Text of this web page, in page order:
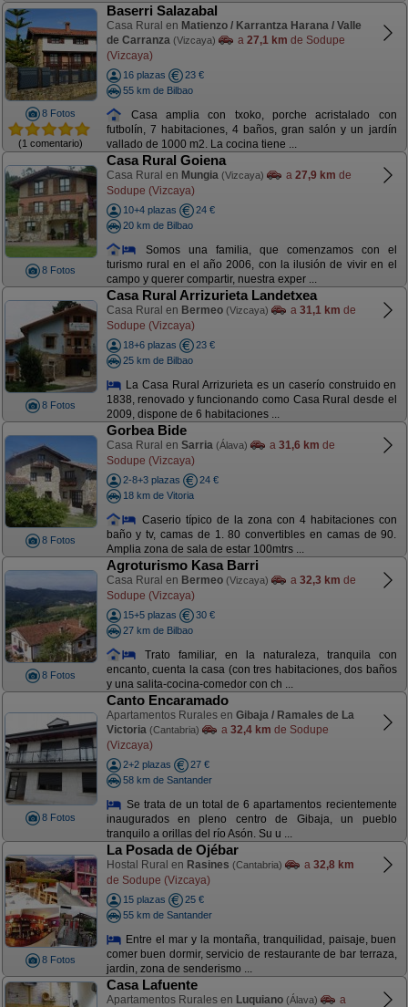
8 Fotos
(1 comentario)
Baserri Salazabal
Casa Rural en Matienzo / Karrantza Harana / Valle
de Carranza (Vizcaya) a 27,1 km de Sodupe
(Vizcaya)
16 plazas
23 €
55 km de Bilbao
Casa amplia con txoko, porche acristalado con
futbolín, 7 habitaciones, 4 baños, gran salón y un jardín
vallado de 1000 m2. La cocina tiene ...
8 Fotos
Casa Rural Goiena
Casa Rural en Mungia (Vizcaya) a 27,9 km de
Sodupe (Vizcaya)
10+4 plazas
24 €
20 km de Bilbao
Somos una familia, que comenzamos con el
turismo rural en el año 2006, con la ilusión de vivir en el
campo y querer compartir, nuestra exper ...
8 Fotos
Casa Rural Arrizurieta Landetxea
Casa Rural en Bermeo (Vizcaya) a 31,1 km de
Sodupe (Vizcaya)
18+6 plazas
23 €
25 km de Bilbao
La Casa Rural Arrizurieta es un caserío construido en
1838, renovado y funcionando como Casa Rural desde el
2009, dispone de 6 habitaciones ...
8 Fotos
Gorbea Bide
Casa Rural en Sarria (Álava) a 31,6 km de
Sodupe (Vizcaya)
2-8+3 plazas
24 €
18 km de Vitoria
Caserio típico de la zona con 4 habitaciones con
baño y tv, camas de 1. 80 convertibles en camas de 90.
Amplia zona de sala de estar 100mtrs ...
8 Fotos
Agroturismo Kasa Barri
Casa Rural en Bermeo (Vizcaya) a 32,3 km de
Sodupe (Vizcaya)
15+5 plazas
30 €
27 km de Bilbao
Trato familiar, en la naturaleza, tranquila con
encanto, cuenta la casa (con tres habitaciones, dos baños
y una salita-cocina-comedor con ch ...
8 Fotos
Canto Encaramado
Apartamentos Rurales en Gibaja / Ramales de La
Victoria (Cantabria) a 32,4 km de Sodupe
(Vizcaya)
2+2 plazas
27 €
58 km de Santander
Se trata de un total de 6 apartamentos recientemente
inaugurados en pleno centro de Gibaja, un pueblo
tranquilo a orillas del río Asón. Su u ...
8 Fotos
La Posada de Ojébar
Hostal Rural en Rasines (Cantabria) a 32,8 km
de Sodupe (Vizcaya)
15 plazas
25 €
55 km de Santander
Entre el mar y la montaña, tranquilidad, paisaje, buen
comer buen dormir, servicio de restaurante de bar terraza,
jardin, zona de senderismo ...
Casa Lafuente
Apartamentos Rurales en Luquiano (Álava)
a